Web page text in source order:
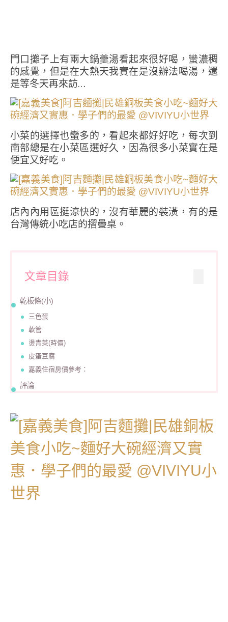
門口攤子上有兩大鍋羹湯看起來很好喝，蠻濃稠
的感覺，但是在大熱天我實在是沒辦法喝湯，還
是等冬天再來訪…
小菜的選擇也蠻多的，看起來都好好吃，每次到
南部總是在小菜區選好久，因為很多小菜實在是
便宜又好吃。
店內內用區挺涼快的，沒有華麗的裝潢，有的是
台灣傳統小吃店的摺疊桌。
文章目錄
乾板條(小)
三色蛋
軟管
燙青菜(時價)
皮蛋豆腐
嘉義住宿房價參考：
評論